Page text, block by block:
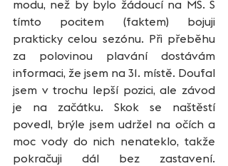
modu, než by bylo žádoucí na MS. S
tímto pocitem (faktem) bojuji
prakticky celou sezónu. Při přeběhu
za polovinou plavání dostávám
informaci, že jsem na 31. místě. Doufal
jsem v trochu lepší pozici, ale závod
je na začátku. Skok se naštěstí
povedl, brýle jsem udržel na očích a
moc vody do nich nenateklo, takže
pokračuji dál bez zastavení.